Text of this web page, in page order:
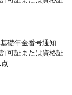
礎年金番号通知
可証または資格証